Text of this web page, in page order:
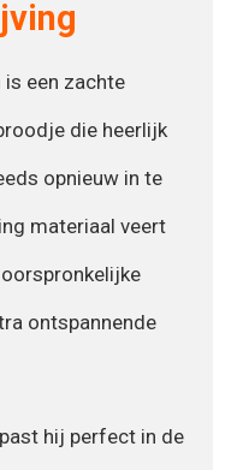
is een zachte
die heerlijk
opnieuw in te
materiaal veert
ontspannende
past hij perfect in de